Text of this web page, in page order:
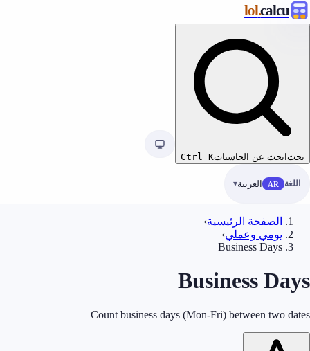
calcu
.lol
بحث ابحث عن الحاسبات Ctrl K
اللغة AR العربية
الصفحة الرئيسية›
يومي وعملي›
Business Days
Business Days
Count business days (Mon-Fri) between two dates